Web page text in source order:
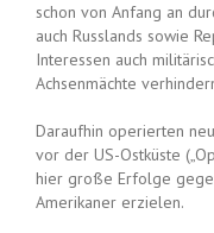
schon von Anfang an
auch Russlands sowie
Interessen auch
Achsenmächte
Daraufhin operierten
vor der US-Ostküste
hier große Erfolge
Amerikaner erzielen.